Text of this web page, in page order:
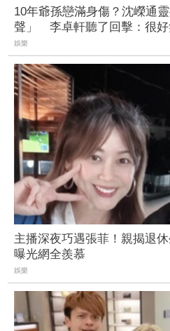
10年爺孫戀滿身傷？沈嶸通
聲」 李卓軒聽了回擊：很
娛樂
主播深夜巧遇張菲！親揭退
曝光網全羨慕
娛樂